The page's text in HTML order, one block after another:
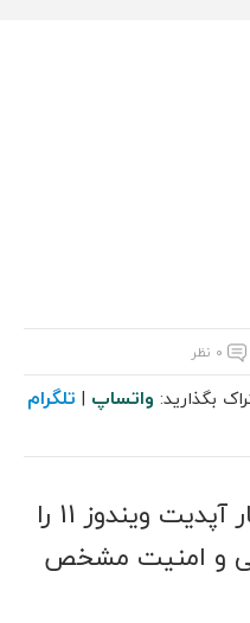
۰ نظر
بگذارید: واتساپ | تلگرام
مایکروسافت تاریخ انتشار آپدیت ویندوز 11 را
و امنیت مشخص